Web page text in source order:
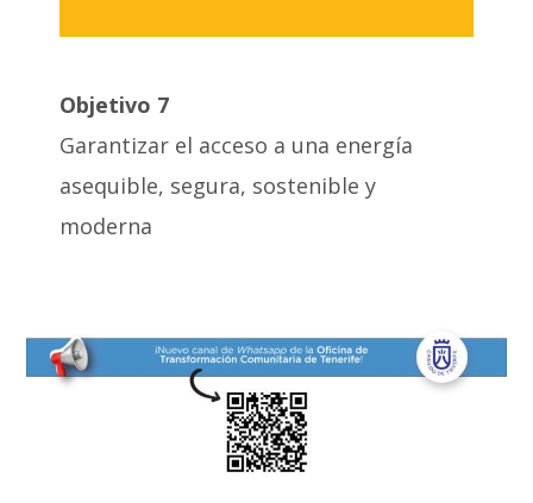
Objetivo 7
Garantizar el acceso a una energía
asequible, segura, sostenible y
moderna